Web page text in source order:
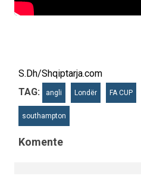
S.Dh/Shqiptarja.com
TAG:
angli Londër FA CUP
southampton
Komente